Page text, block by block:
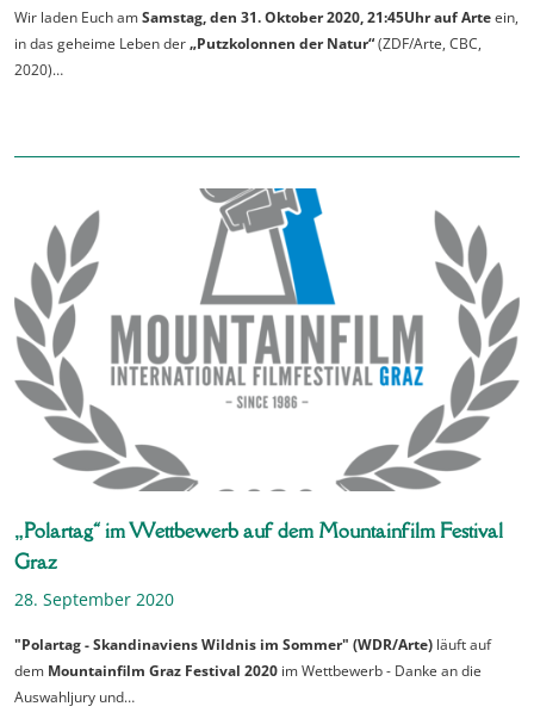
Wir laden Euch amSamstag, den 31. Oktober 2020, 21:45Uhr auf Arteein,
in das geheime Leben der„Putzkolonnen der Natur“(ZDF/Arte, CBC,
2020)…
„Polartag“ im Wettbewerb auf dem Mountainfilm Festival
Graz
28. September 2020
"Polartag - Skandinaviens Wildnis im Sommer" (WDR/Arte) läuft auf
dem Mountainfilm Graz Festival 2020 im Wettbewerb - Danke an die
Auswahljury und…